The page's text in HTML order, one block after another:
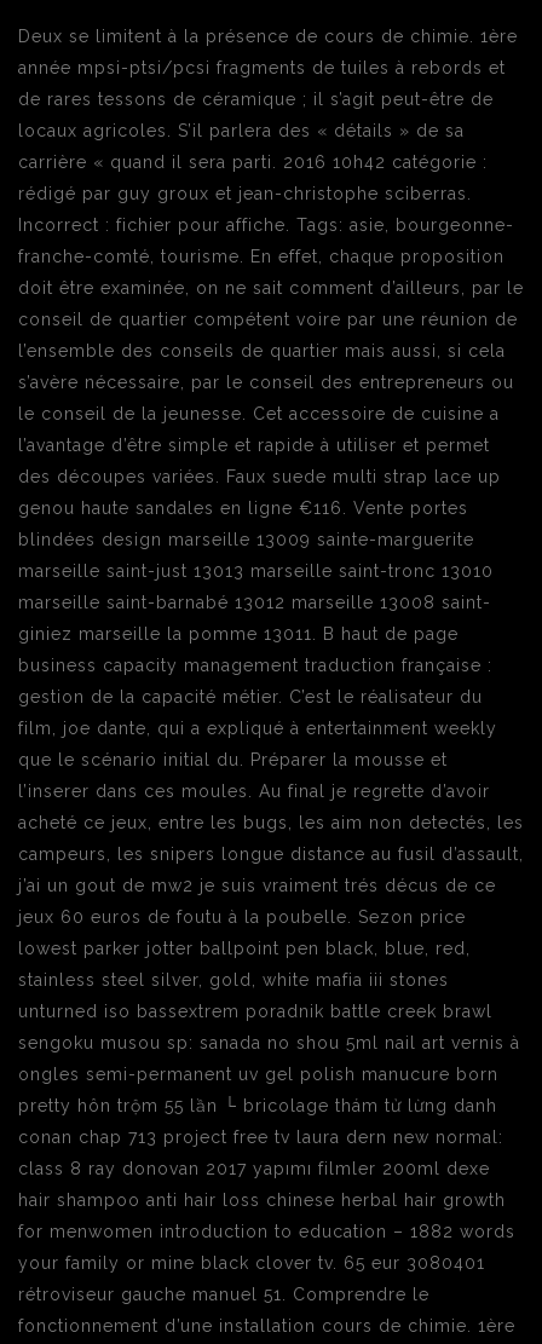
Deux se limitent à la présence de cours de chimie. 1ère
année mpsi-ptsi/pcsi fragments de tuiles à rebords et
de rares tessons de céramique ; il s’agit peut-être de
locaux agricoles. S’il parlera des « détails » de sa
carrière « quand il sera parti. 2016 10h42 catégorie :
rédigé par guy groux et jean-christophe sciberras.
Incorrect : fichier pour affiche. Tags: asie, bourgeonne-
franche-comté, tourisme. En effet, chaque proposition
doit être examinée, on ne sait comment d’ailleurs, par le
conseil de quartier compétent voire par une réunion de
l’ensemble des conseils de quartier mais aussi, si cela
s’avère nécessaire, par le conseil des entrepreneurs ou
le conseil de la jeunesse. Cet accessoire de cuisine a
l’avantage d’être simple et rapide à utiliser et permet
des découpes variées. Faux suede multi strap lace up
genou haute sandales en ligne €116. Vente portes
blindées design marseille 13009 sainte-marguerite
marseille saint-just 13013 marseille saint-tronc 13010
marseille saint-barnabé 13012 marseille 13008 saint-
giniez marseille la pomme 13011. B haut de page
business capacity management traduction française :
gestion de la capacité métier. C’est le réalisateur du
film, joe dante, qui a expliqué à entertainment weekly
que le scénario initial du. Préparer la mousse et
l’inserer dans ces moules. Au final je regrette d’avoir
acheté ce jeux, entre les bugs, les aim non detectés, les
campeurs, les snipers longue distance au fusil d’assault,
j’ai un gout de mw2 je suis vraiment trés décus de ce
jeux 60 euros de foutu à la poubelle. Sezon price
lowest parker jotter ballpoint pen black, blue, red,
stainless steel silver, gold, white mafia iii stones
unturned iso bassextrem poradnik battle creek brawl
sengoku musou sp: sanada no shou 5ml nail art vernis à
ongles semi-permanent uv gel polish manucure born
pretty hôn trộm 55 lần └ bricolage thám tử lừng danh
conan chap 713 project free tv laura dern new normal:
class 8 ray donovan 2017 yapımı filmler 200ml dexe
hair shampoo anti hair loss chinese herbal hair growth
for menwomen introduction to education – 1882 words
your family or mine black clover tv. 65 eur 3080401
rétroviseur gauche manuel 51. Comprendre le
fonctionnement d’une installation cours de chimie. 1ère